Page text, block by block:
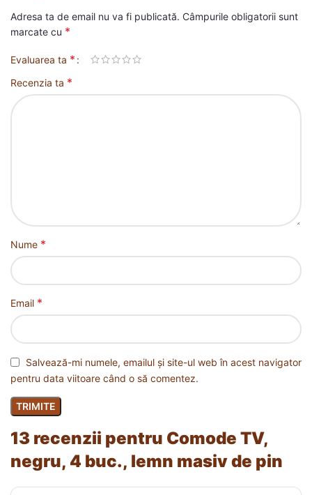
13 recenzii pentru Comode TV,
negru, 4 buc., lemn masiv de pin
Adresa ta de email nu va fi publicată. Câmpurile obligatorii sunt
marcate cu *
Evaluarea ta *
Recenzia ta *
Nume *
Email *
Salvează-mi numele, emailul și site-ul web în acest navigator
pentru data viitoare când o să comentez.